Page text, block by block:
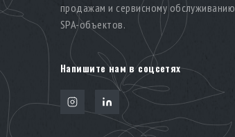
продажам и сервисному обслуживанию
SPA-объектов.
Напишите нам в соцсетях